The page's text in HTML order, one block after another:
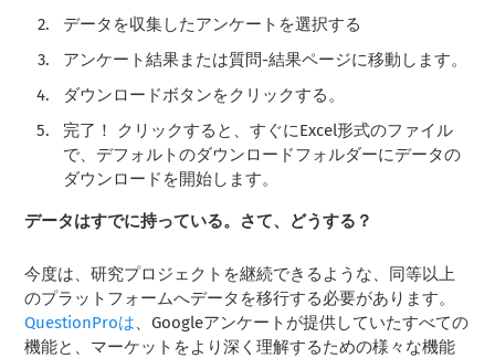
データを収集したアンケートを選択する
アンケート結果または質問-結果ページに移動します。
ダウンロードボタンをクリックする。
完了！ クリックすると、すぐにExcel形式のファイル
で、デフォルトのダウンロードフォルダーにデータの
ダウンロードを開始します。
データはすでに持っている。さて、どうする？
今度は、研究プロジェクトを継続できるような、同等以上
のプラットフォームへデータを移行する必要があります。
QuestionProは 、Googleアンケートが提供していたすべての
機能と、マーケットをより深く理解するための様々な機能